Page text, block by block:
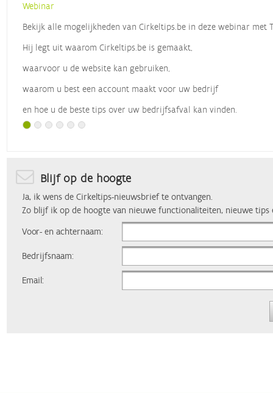
Webinar
Bekijk alle mogelijkheden van Cirkeltips.be in deze webinar met
Hij legt uit waarom Cirkeltips.be is gemaakt,
waarvoor u de website kan gebruiken,
waarom u best een account maakt voor uw bedrijf
en hoe u de beste tips over uw bedrijfsafval kan vinden.
Blijf op de hoogte
Ja, ik wens de Cirkeltips-nieuwsbrief te ontvangen.
Zo blijf ik op de hoogte van nieuwe functionaliteiten, nieuwe tips
Voor- en achternaam:
Bedrijfsnaam:
Email: